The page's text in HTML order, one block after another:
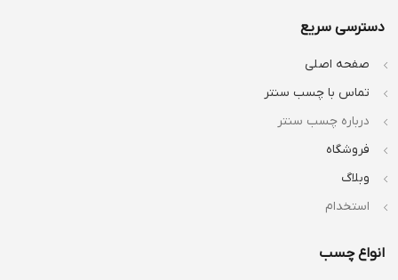
دسترسی سریع
صفحه اصلی
تماس با چسب سنتر
درباره چسب سنتر
فروشگاه
وبلاگ
استخدام
انواع چسب